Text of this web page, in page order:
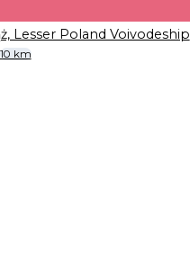
Lesser Poland Voivodeship
10 km